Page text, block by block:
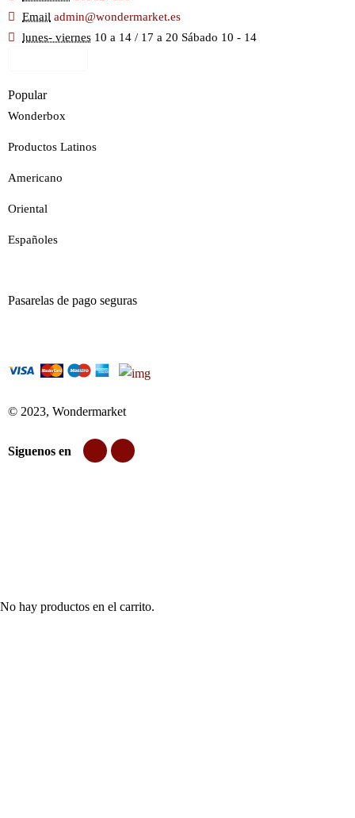
Email admin@wondermarket.es
lunes- viernes 10 a 14 / 17 a 20 Sábado 10 - 14
Popular
Wonderbox
Productos Latinos
Americano
Oriental
Españoles
Pasarelas de pago seguras
© 2023, Wondermarket
Siguenos en
No hay productos en el carrito.